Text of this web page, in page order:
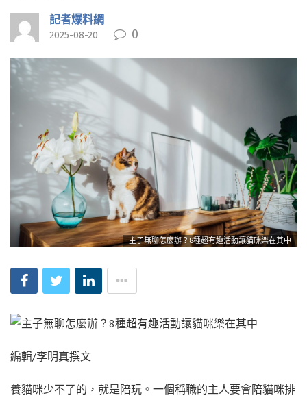
記者爆料網
2025-08-20 0
主子無聊怎麼辦？8種超有趣活動讓貓咪樂在其中
編輯/李明真撰文
養貓咪少不了的，就是陪玩。一個稱職的主人要會陪貓咪排